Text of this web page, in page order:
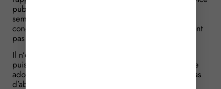
public, elle doit verser une indemnité limitée à 4
semaines de congés. Rappelons en effet que les
congés des années précédentes s’éteignent s’ils n’ont
pas été pris dans l’année.
Il n’est pas à exclure d’autres avancées sur ce point
puisqu’une Loi conforme au droit européen doit être
adoptée à propos du calcul des congés payés en cas
d’absence. Il est donc possible que de nouvelles